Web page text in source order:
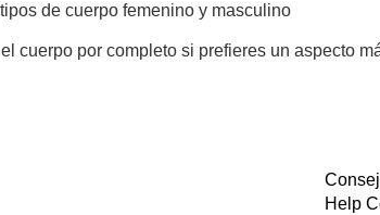
de cuerpo femenino y masculino
cuerpo por completo si prefieres un aspecto
Help